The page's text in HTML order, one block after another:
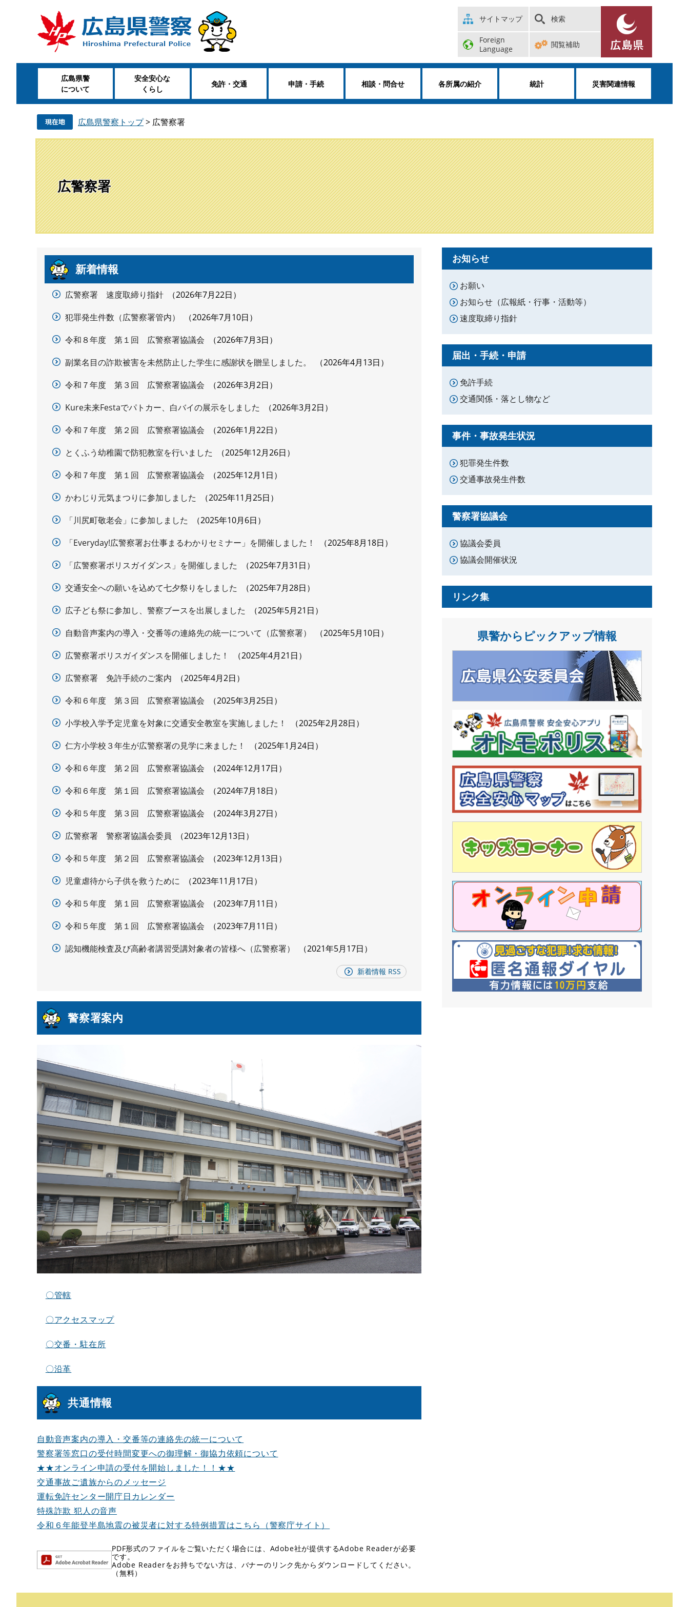
。
て
サイトマップ 検索
Foreign
Language
閲覧補助
広島県警
について
安全安心な
くらし
免許・交通 申請・手続 相談・問合せ 各所属の紹介 統計 災害関連情報
広島県警察トップ> 広警察署
広警察署
新着情報
広警察署 速度取締り指針
2026年7月22日
犯罪発生件数（広警察署管内）
2026年7月10日
令和８年度 第１回 広警察署協議会
2026年7月3日
副業名目の詐欺被害を未然防止した学生に感謝状を贈呈しました。
2026年4月13日
令和７年度 第３回 広警察署協議会
2026年3月2日
Kure未来Festaでパトカー、白バイの展示をしました
2026年3月2日
令和７年度 第２回 広警察署協議会
2026年1月22日
とくふう幼稚園で防犯教室を行いました
2025年12月26日
令和７年度 第１回 広警察署協議会
2025年12月1日
かわじり元気まつりに参加しました
2025年11月25日
「川尻町敬老会」に参加しました
2025年10月6日
「Everyday!広警察署お仕事まるわかりセミナー」を開催しました！
2025年8月18日
「広警察署ポリスガイダンス」を開催しました
2025年7月31日
交通安全への願いを込めて七夕祭りをしました
2025年7月28日
広子ども祭に参加し、警察ブースを出展しました
2025年5月21日
自動音声案内の導入・交番等の連絡先の統一について（広警察署）
2025年5月10日
広警察署ポリスガイダンスを開催しました！
2025年4月21日
広警察署 免許手続のご案内
2025年4月2日
令和６年度 第３回 広警察署協議会
2025年3月25日
小学校入学予定児童を対象に交通安全教室を実施しました！
2025年2月28日
仁方小学校３年生が広警察署の見学に来ました！
2025年1月24日
令和６年度 第２回 広警察署協議会
2024年12月17日
令和６年度 第１回 広警察署協議会
2024年7月18日
令和５年度 第３回 広警察署協議会
2024年3月27日
広警察署 警察署協議会委員
2023年12月13日
令和５年度 第２回 広警察署協議会
2023年12月13日
児童虐待から子供を救うために
2023年11月17日
令和５年度 第１回 広警察署協議会
2023年7月11日
令和５年度 第１回 広警察署協議会
2023年7月11日
認知機能検査及び高齢者講習受講対象者の皆様へ（広警察署）
2021年5月17日
新着情報 RSS
警察署案内
〇管轄
〇アクセスマップ
〇交番・駐在所
〇沿革
共通情報
自動音声案内の導入・交番等の連絡先の統一について
警察署等窓口の受付時間変更への御理解・御協力依頼について
★★オンライン申請の受付を開始しました！！★★
交通事故ご遺族からのメッセージ
運転免許センター開庁日カレンダー
特殊詐欺 犯人の音声
令和６年能登半島地震の被災者に対する特例措置はこちら（警察庁サイト）
PDF形式のファイルをご覧いただく場合には、Adobe社が提供するAdobe Readerが必要
です。
Adobe Readerをお持ちでない方は、バナーのリンク先からダウンロードしてください。
（無料）
お知らせ
お願い
お知らせ（広報紙・行事・活動等）
速度取締り指針
届出・手続・申請
免許手続
交通関係・落とし物など
事件・事故発生状況
犯罪発生件数
交通事故発生件数
警察署協議会
協議会委員
協議会開催状況
リンク集
県警からピックアップ情報